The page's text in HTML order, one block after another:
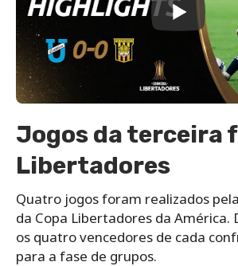
Jogos da terceira
Libertadores
Quatro jogos foram realizados
da Copa Libertadores da América.
os quatro vencedores de cada
para a fase de grupos.